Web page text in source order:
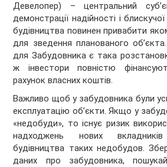
Девелопер) – центральний
демонстрації надійності і
будівництва повинен привабити
для зведення планованого
для Забудовника є така
ж інвестори повністю
рахунок власних коштів.
Важливо щоб у забудовника були
експлуатацію об’єкти. Якщо у
«недобуди», то існує ризик
надходжень нових
будівництва таких недобудов.
даних про забудовника,